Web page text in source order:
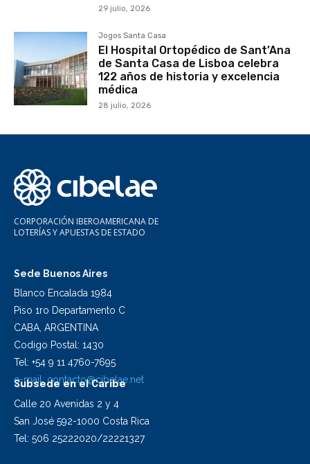
29 julio, 2026
Jogos Santa Casa
El Hospital Ortopédico de Sant’Ana
de Santa Casa de Lisboa celebra
122 años de historia y excelencia
médica
28 julio, 2026
CORPORACIÓN IBEROAMERICANA DE
LOTERÍAS Y APUESTAS DE ESTADO
Sede Buenos Aires
Blanco Encalada 1984
Piso 1ro Departamento C
CABA, ARGENTINA
Codigo Postal: 1430
Tel: +54 9 11 4760-7695
e-mail: contacto@cibelae.net
Subsede en el Caribe
Calle 20 Avenidas 2 y 4
San José 592-1000 Costa Rica
Tel: 506 25222020/22221327